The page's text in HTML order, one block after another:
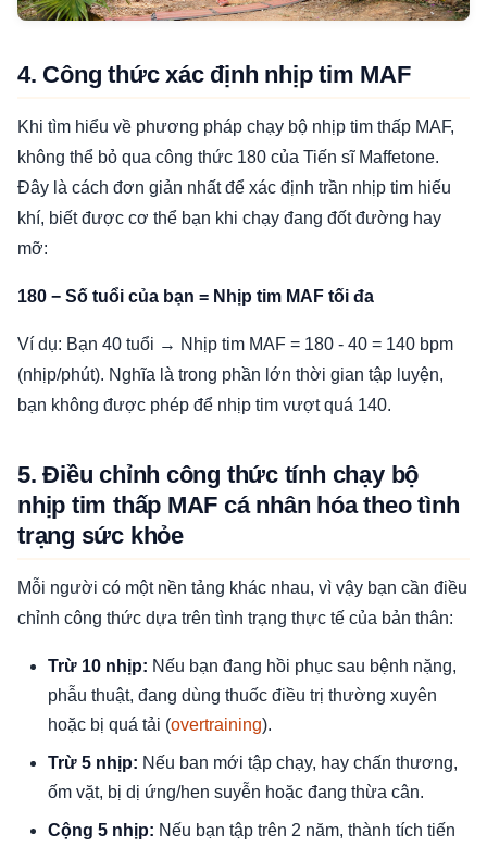
4. Công thức xác định nhịp tim MAF
Khi tìm hiểu về phương pháp chạy bộ nhịp tim thấp MAF,
không thể bỏ qua công thức 180 của Tiến sĩ Maffetone.
Đây là cách đơn giản nhất để xác định trần nhịp tim hiếu
khí, biết được cơ thể bạn khi chạy đang đốt đường hay
mỡ:
180 − Số tuổi của bạn = Nhịp tim MAF tối đa
Ví dụ: Bạn 40 tuổi → Nhịp tim MAF = 180 - 40 = 140 bpm
(nhịp/phút). Nghĩa là trong phần lớn thời gian tập luyện,
bạn không được phép để nhịp tim vượt quá 140.
5. Điều chỉnh công thức tính chạy bộ
nhịp tim thấp MAF cá nhân hóa theo tình
trạng sức khỏe
Mỗi người có một nền tảng khác nhau, vì vậy bạn cần điều
chỉnh công thức dựa trên tình trạng thực tế của bản thân:
Trừ 10 nhịp: Nếu bạn đang hồi phục sau bệnh nặng,
phẫu thuật, đang dùng thuốc điều trị thường xuyên
hoặc bị quá tải (overtraining).
Trừ 5 nhịp: Nếu ban mới tập chạy, hay chấn thương,
ốm vặt, bị dị ứng/hen suyễn hoặc đang thừa cân.
Cộng 5 nhịp: Nếu bạn tập trên 2 năm, thành tích tiến